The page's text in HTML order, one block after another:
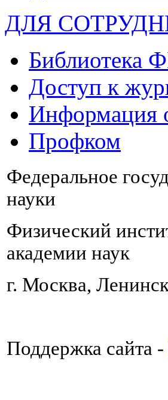
ДЛЯ
Библиотека
Доступ к
Информация
Профком
Федеральное
науки
Физический
академии наук
г. Москва,
Поддержка сайта -